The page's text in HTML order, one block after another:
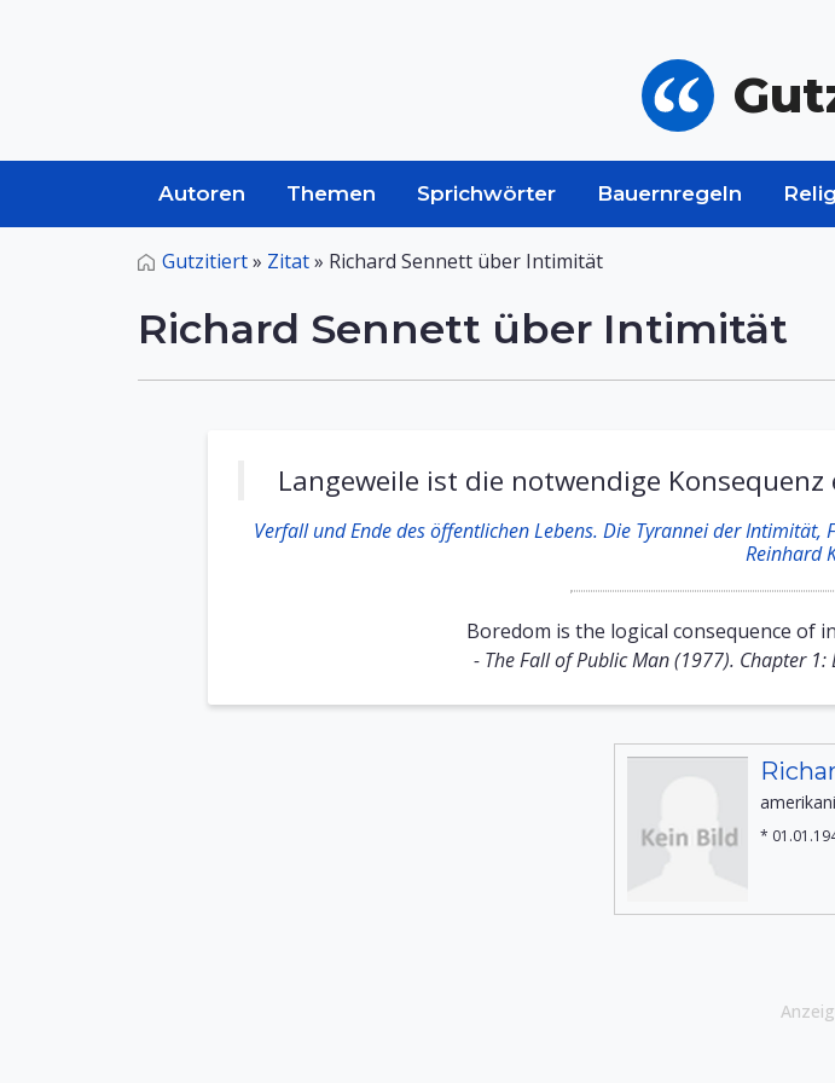
Autoren Themen Sprichwörter Bauernregeln
Gutzitiert» Zitat» Richard Sennett über Intimität
Richard Sennett über Intimität
Langeweile ist die notwendige
Verfall und Ende des öffentlichen Lebens. Die Tyrannei der
Reinhard
Boredom is the logical consequence of
- The Fall of Public Man (1977). Chapter
*